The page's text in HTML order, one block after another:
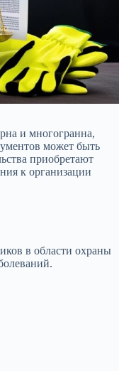
и многогранна,
может быть
приобретают
к организации
в области охраны